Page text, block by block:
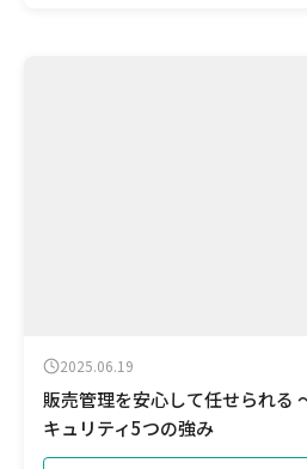
2025.06.19
販売管理を安心して任せられる
キュリティ5つの強み